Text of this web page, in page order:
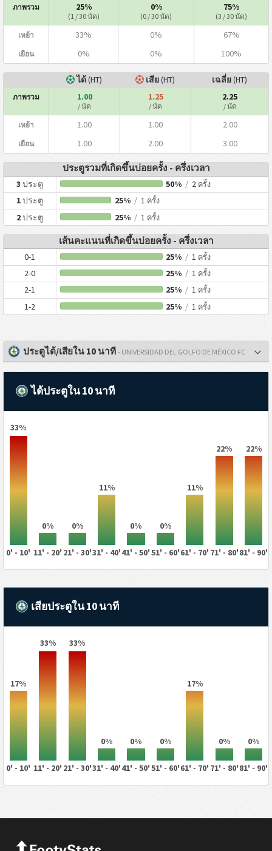
ภาพรวม 25%
(1 / 30 นัด)
0%
(0 / 30 นัด)
75%
(3 / 30 นัด)
เหย้า 33% 0% 67%
เยือน 0% 0% 100%
ได้(HT) เสีย(HT) เฉลี่ย(HT)
ภาพรวม 1.00
/ นัด
1.25
/ นัด
2.25
/ นัด
เหย้า 1.00 1.00 2.00
เยือน 1.00 2.00 3.00
ประตูรวมที่เกิดขึ้นบ่อยครั้ง - ครึ่งเวลา
3ประตู 50% / 2 ครั้ง
1ประตู 25% /1 ครั้ง
2ประตู 25% /1 ครั้ง
เส้นคะแนนที่เกิดขึ้นบ่อยครั้ง - ครึ่งเวลา
0-1 25% / 1 ครั้ง
2-0 25% / 1 ครั้ง
2-1 25% / 1 ครั้ง
1-2 25% / 1 ครั้ง
ประตูได้/เสียใน 10 นาที - UNIVERSIDAD DEL GOLFO DE MÉXICO FC
ได้ประตูใน 10 นาที
33%
0% 0%
11%
0% 0%
11%
22% 22%
0' - 10' 11' - 20' 21' - 30'31' - 40'41' - 50'51' - 60'61' - 70' 71' - 80'81' - 90'
เสียประตูใน 10 นาที
17%
33% 33%
0% 0% 0%
17%
0% 0%
0' - 10' 11' - 20' 21' - 30'31' - 40'41' - 50'51' - 60'61' - 70' 71' - 80'81' - 90'